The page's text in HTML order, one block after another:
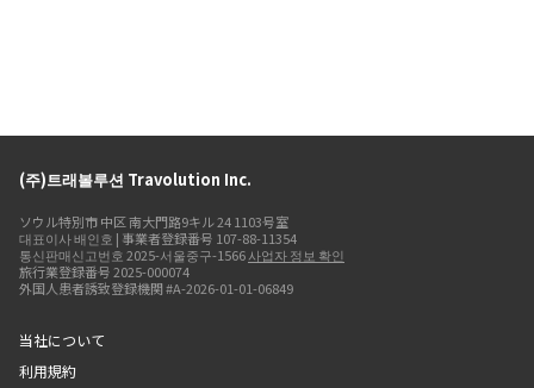
(주)트래볼루션 Travolution Inc.
ソウル特別市 中区 南大門路9キル 24 1103号室
대표이사 배인호 | 事業者登録番号 107-88-11354
통신판매신고번호 2025-서울중구-1566사업자 정보 확인
旅行業登録番号 2025-000074
外国人患者誘致登録機関 #A-2026-01-01-06849
当社について
利用規約